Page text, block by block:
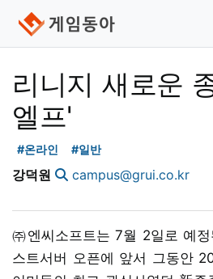
리니지 새로운
엘프'
#온라인 #일반
강덕원 campus@grui.co.kr
㈜엔씨소프트는 7월 2일로 예
스트서버 오픈에 앞서 그동안